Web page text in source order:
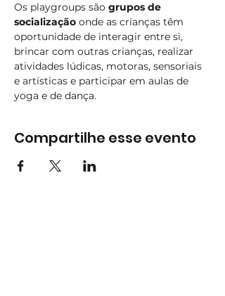
Os playgroups são grupos de
socialização onde as crianças têm
oportunidade de interagir entre si,
brincar com outras crianças, realizar
atividades lúdicas, motoras, sensoriais
e artísticas e participar em aulas de
yoga e de dança.
Compartilhe esse evento